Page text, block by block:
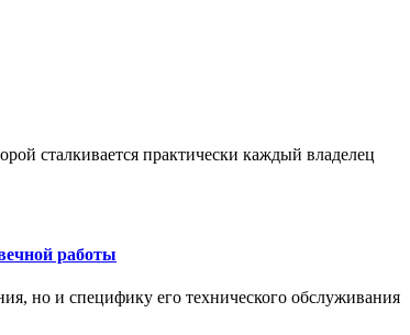
сталкивается практически каждый владелец
работы
но и специфику его технического обслуживания